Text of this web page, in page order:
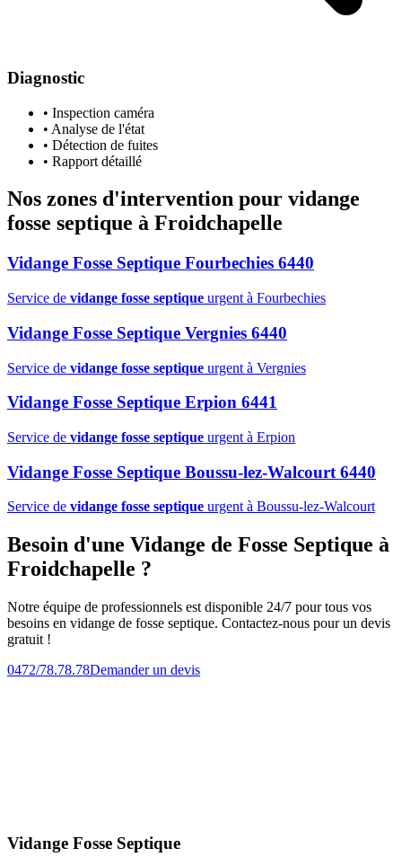
Diagnostic
• Inspection caméra
• Analyse de l'état
• Détection de fuites
• Rapport détaillé
Nos zones d'intervention pour vidange
fosse septique à Froidchapelle
Vidange Fosse Septique Fourbechies 6440
Service de vidange fosse septique urgent à Fourbechies
Vidange Fosse Septique Vergnies 6440
Service de vidange fosse septique urgent à Vergnies
Vidange Fosse Septique Erpion 6441
Service de vidange fosse septique urgent à Erpion
Vidange Fosse Septique Boussu-lez-Walcourt 6440
Service de vidange fosse septique urgent à Boussu-lez-Walcourt
Besoin d'une Vidange de Fosse Septique à
Froidchapelle ?
Notre équipe de professionnels est disponible 24/7 pour tous vos
besoins en vidange de fosse septique. Contactez-nous pour un devis
gratuit !
0472/78.78.78Demander un devis
Vidange Fosse Septique